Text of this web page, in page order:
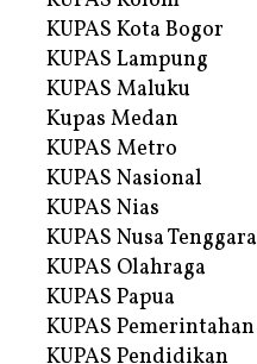
KUPAS Kota Bogor
KUPAS Lampung
KUPAS Maluku
Kupas Medan
KUPAS Metro
KUPAS Nasional
KUPAS Nias
KUPAS Nusa Tenggara
KUPAS Olahraga
KUPAS Papua
KUPAS Pemerintahan
KUPAS Pendidikan